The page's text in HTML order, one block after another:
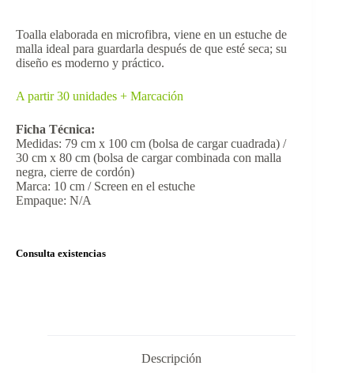
Toalla elaborada en microfibra, viene en un estuche de
malla ideal para guardarla después de que esté seca; su
diseño es moderno y práctico.
A partir 30 unidades + Marcación
Ficha Técnica:
Medidas: 79 cm x 100 cm (bolsa de cargar cuadrada) /
30 cm x 80 cm (bolsa de cargar combinada con malla
negra, cierre de cordón)
Marca: 10 cm / Screen en el estuche
Empaque: N/A
Consulta existencias
Descripción